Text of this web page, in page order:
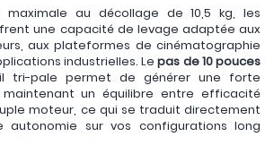
maximale au décollage de 10,5 kg, les
une capacité de levage adaptée aux
aux plateformes de cinématographie
industrielles. Lepas de 10 pouces
tri-pale permet de générer une forte
un équilibre entre efficacité
moteur, ce qui se traduit directement
autonomie sur vos configurations long